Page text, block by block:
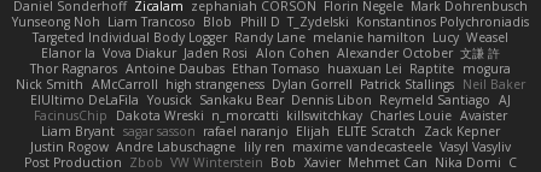
Daniel Sonderhoff Zicalam zephaniah CORSON Florin Negele Mark Dohrenbusch
Yunseong Noh Liam Trancoso Blob Phill D T_Zydelski Konstantinos Polychroniadis
Targeted Individual Body Logger Randy Lane melanie hamilton Lucy Weasel
Elanor la Vova Diakur Jaden Rosi Alon Cohen Alexander October 文謙 許
Thor Ragnaros Antoine Daubas Ethan Tomaso huaxuan Lei Raptite mogura
Nick Smith AMcCarroll high strangeness Dylan Gorrell Patrick Stallings Neil Baker
ElUltimo DeLaFila Yousick Sankaku Bear Dennis Libon Reymeld Santiago AJ
FacinusChip
Dakota Wreski n_morcatti killswitchkay Charles Louie Avaister
Liam Bryant sagar sasson rafael naranjo Elijah ELITE Scratch
Zack Kepner
Justin Rogow Andre Labuschagne lily ren maxime vandecasteele Vasyl Vasyliv
Post Production Zbob VW Winterstein Bob Xavier Mehmet Can Nika Domi C